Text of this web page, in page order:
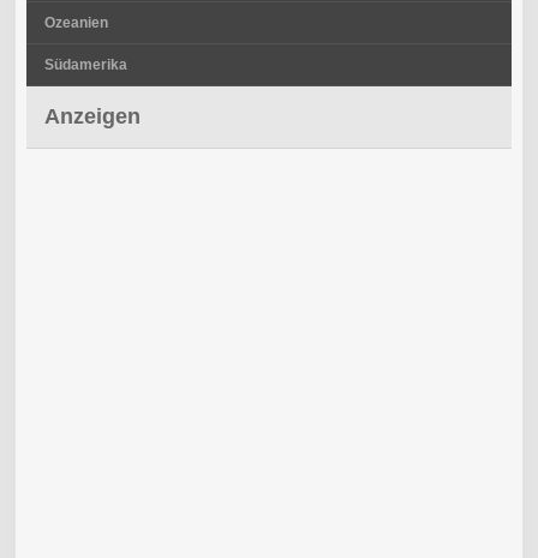
Ozeanien
Südamerika
Anzeigen